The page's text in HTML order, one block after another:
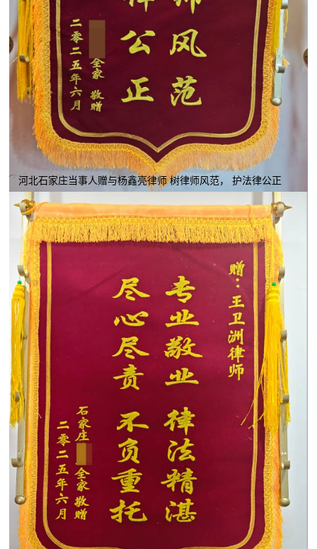
河北石家庄当事人赠与杨鑫亮律师 树律师风范， 护法律公正